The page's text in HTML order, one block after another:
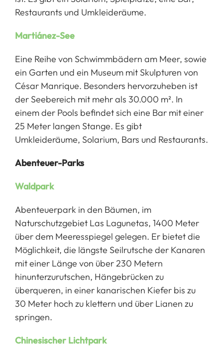
Restaurants und Umkleideräume.
Martiánez-See
Eine Reihe von Schwimmbädern am Meer, sowie
ein Garten und ein Museum mit Skulpturen von
César Manrique. Besonders hervorzuheben ist
der Seebereich mit mehr als 30.000 m². In
einem der Pools befindet sich eine Bar mit einer
25 Meter langen Stange. Es gibt
Umkleideräume, Solarium, Bars und Restaurants.
Abenteuer-Parks
Waldpark
Abenteuerpark in den Bäumen, im
Naturschutzgebiet Las Lagunetas, 1400 Meter
über dem Meeresspiegel gelegen. Er bietet die
Möglichkeit, die längste Seilrutsche der Kanaren
mit einer Länge von über 230 Metern
hinunterzurutschen, Hängebrücken zu
überqueren, in einer kanarischen Kiefer bis zu
30 Meter hoch zu klettern und über Lianen zu
springen.
Chinesischer Lichtpark